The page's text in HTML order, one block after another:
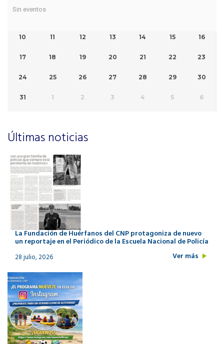
Sin eventos
10 11 12 13 14 15 16
17 18 19 20 21 22 23
24 25 26 27 28 29 30
31 1 2 3 4 5 6
Últimas noticias
La Fundación de Huérfanos del CNP protagoniza de nuevo
un reportaje en el Periódico de la Escuela Nacional de Policía
28 julio, 2026 Ver más